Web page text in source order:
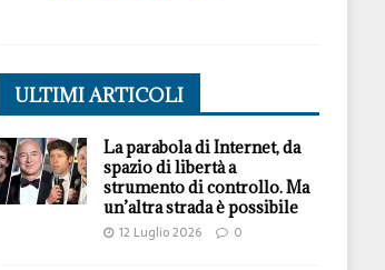
ULTIMI ARTICOLI
La parabola di Internet, da
spazio di libertà a
strumento di controllo. Ma
un’altra strada è possibile
12 Luglio 2026 0